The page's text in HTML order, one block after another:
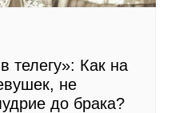
телегу»: Как на
не
до брака?